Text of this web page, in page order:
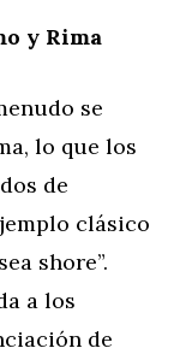
y Rima
se
lo que los
de
clásico
shore”.
a los
de